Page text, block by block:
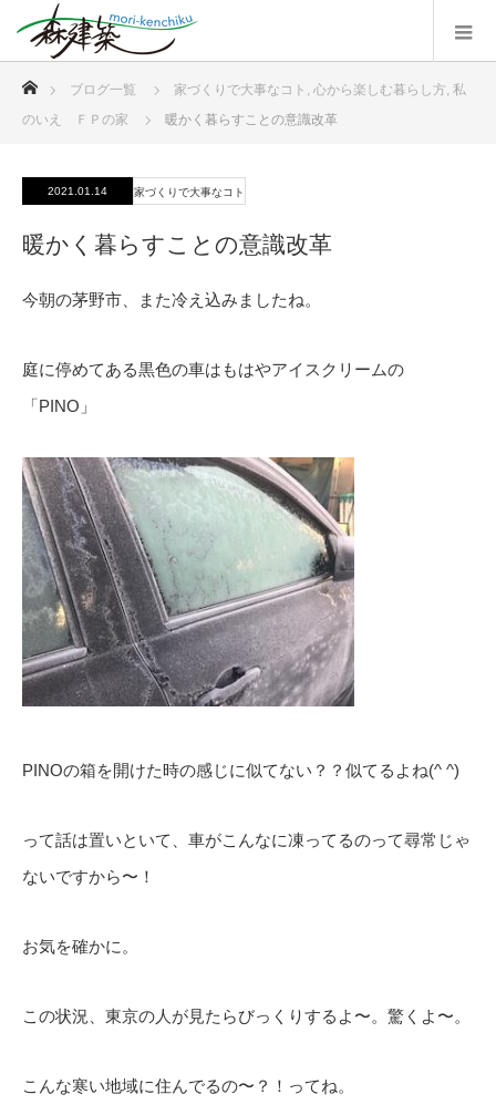
ブログ一覧 家づくりで大事なコト , 心から楽しむ暮らし方, 私
のいえ ＦＰの家
暖かく暮らすことの意識改革
2021.01.14 家づくりで大事なコト
暖かく暮らすことの意識改革
今朝の茅野市、また冷え込みましたね。
庭に停めてある黒色の車はもはやアイスクリームの
「PINO」
PINOの箱を開けた時の感じに似てない？？似てるよね(^ ^)
って話は置いといて、車がこんなに凍ってるのって尋常じゃ
ないですから〜！
お気を確かに。
この状況、東京の人が見たらびっくりするよ〜。驚くよ〜。
こんな寒い地域に住んでるの〜？！ってね。